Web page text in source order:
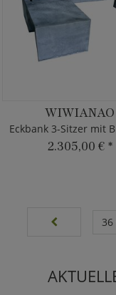
WIWIANAO
Eckbank 3-Sitzer mit
2.305,00 € *
36